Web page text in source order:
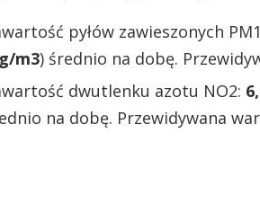
pyłów zawieszonych
m3) średnio na dobę.
dwutlenku azotu NO2:
na dobę. Przewidywana